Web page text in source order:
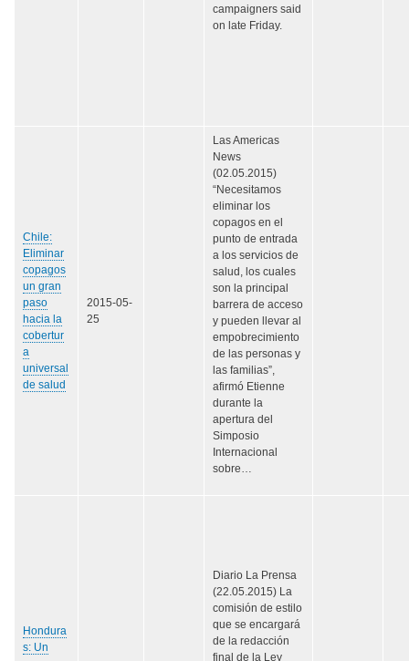
campaigners said
on late Friday.
Chile:
Eliminar
copagos
un gran
paso
hacia la
cobertur
a
universal
de salud
2015-05-
25
Las Americas
News
(02.05.2015)
“Necesitamos
eliminar los
copagos en el
punto de entrada
a los servicios de
salud, los cuales
son la principal
barrera de acceso
y pueden llevar al
empobrecimiento
de las personas y
las familias”,
afirmó Etienne
durante la
apertura del
Simposio
Internacional
sobre…
Hondura
s: Un
Diario La Prensa
(22.05.2015) La
comisión de estilo
que se encargará
de la redacción
final de la Ley